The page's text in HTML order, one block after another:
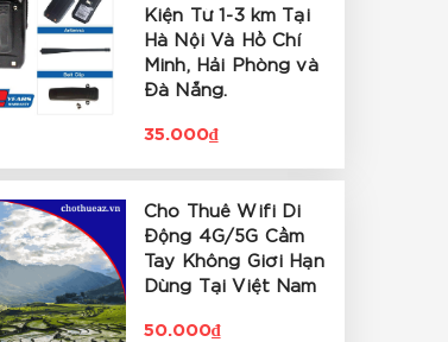
Kiện Từ 1-3 km Tại
Hà Nội Và Hồ Chí
Minh, Hải Phòng và
Đà Nẵng.
35.000₫
Cho Thuê Wifi Di
Động 4G/5G Cầm
Tay Không Giới Hạn
Dùng Tại Việt Nam
50.000₫